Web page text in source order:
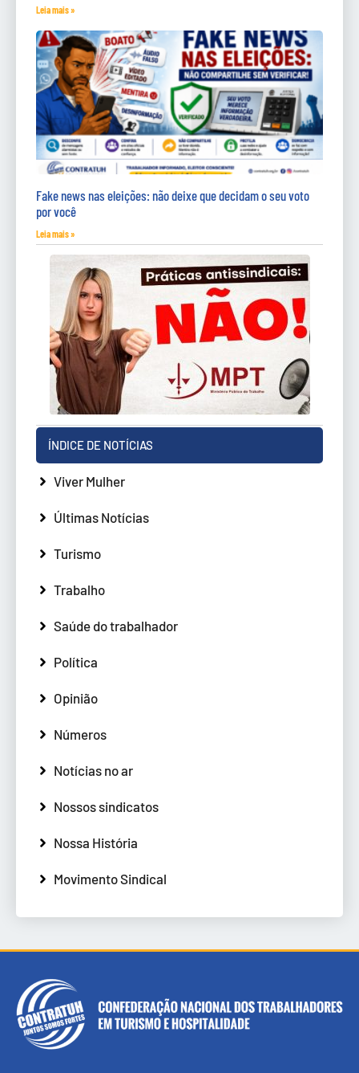
Leia mais »
Fake news nas eleições: não deixe que decidam o seu voto
por você
Leia mais »
ÍNDICE DE NOTÍCIAS
Viver Mulher
Últimas Notícias
Turismo
Trabalho
Saúde do trabalhador
Política
Opinião
Números
Notícias no ar
Nossos sindicatos
Nossa História
Movimento Sindical